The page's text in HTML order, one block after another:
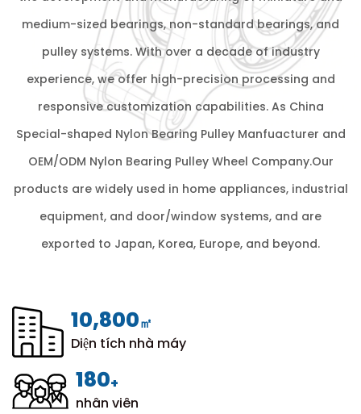
12,000㎡
Diện tích nhà máy
200+
nhân viên
medium-sized bearings, non-standard bearings, and
pulley systems. With over a decade of industry
experience, we offer high-precision processing and
responsive customization capabilities. As China
Special-shaped Nylon Bearing Pulley Manfuacturer and
OEM/ODM Nylon Bearing Pulley Wheel Company.Our
products are widely used in home appliances, industrial
equipment, and door/window systems, and are
exported to Japan, Korea, Europe, and beyond.